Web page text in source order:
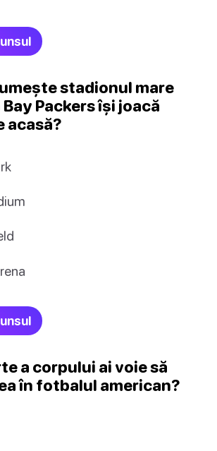
stadionul mare
Packers își joacă
acasă?
a corpului ai voie să
în fotbalul american?